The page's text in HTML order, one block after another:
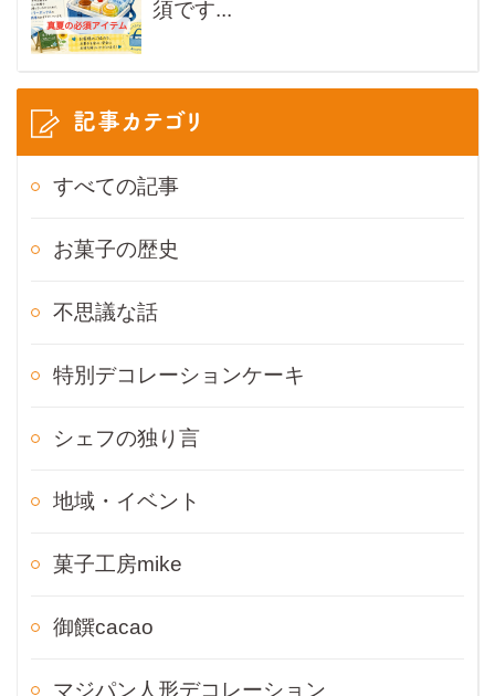
須です...
記事カテゴリ
すべての記事
お菓子の歴史
不思議な話
特別デコレーションケーキ
シェフの独り言
地域・イベント
菓子工房mike
御饌cacao
マジパン人形デコレーション